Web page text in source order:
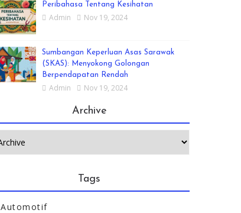
Peribahasa Tentang Kesihatan
Admin Nov 19, 2024
Sumbangan Keperluan Asas Sarawak
(SKAS): Menyokong Golongan
Berpendapatan Rendah
Admin Nov 19, 2024
Archive
Tags
Automotif